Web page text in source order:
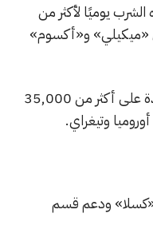
لتر من مياه الشرب يوميًا لأكثر من
في «ميكيلي» و«أكسوم»
- توزيع بذور وأدوات زراعة وأسمدة على أكثر من 35,000
وتيغراي.
ودعم قسم